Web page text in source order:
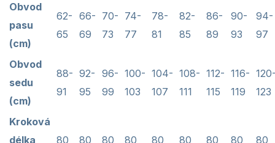
Obvod
pasu
(cm)
62-
65
66-
69
70-
73
74-
77
78-
81
82-
85
86-
89
90-
93
94-
97
Obvod
sedu
(cm)
88-
91
92-
95
96-
99
100-
103
104-
107
108-
111
112-
115
116-
119
123
Kroková
délka
80 80 80 80 80 80 80 80 80